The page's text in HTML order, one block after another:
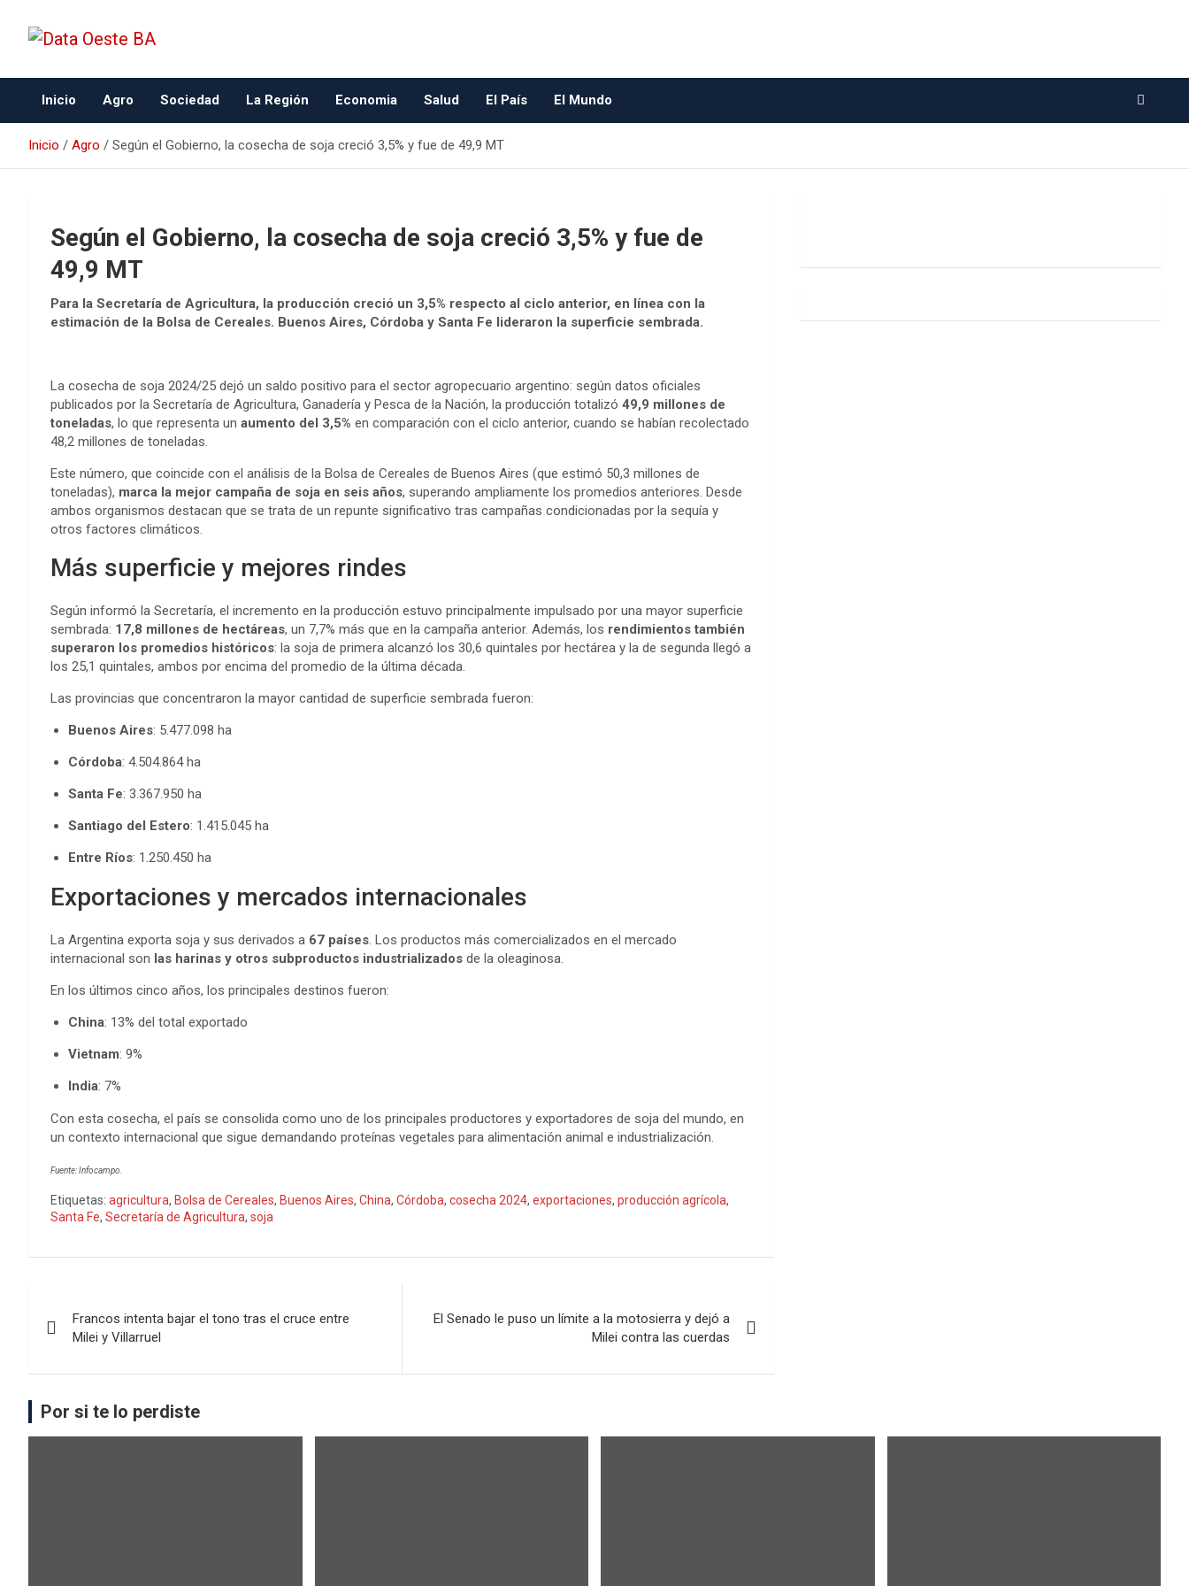
Data Oeste BA
Inicio Agro Sociedad La Región Economia Salud El País El Mundo
Inicio Agro Según el Gobierno, la cosecha de soja creció 3,5% y fue de 49,9 MT
Según el Gobierno, la cosecha de soja creció 3,5% y fue de
49,9 MT
Para la Secretaría de Agricultura, la producción creció un 3,5% respecto al ciclo anterior, en línea con la
estimación de la Bolsa de Cereales. Buenos Aires, Córdoba y Santa Fe lideraron la superficie sembrada.
La cosecha de soja 2024/25 dejó un saldo positivo para el sector agropecuario argentino: según datos oficiales
publicados por la Secretaría de Agricultura, Ganadería y Pesca de la Nación, la producción totalizó 49,9 millones de
toneladas, lo que representa un aumento del 3,5% en comparación con el ciclo anterior, cuando se habían recolectado
48,2 millones de toneladas.
Este número, que coincide con el análisis de la Bolsa de Cereales de Buenos Aires (que estimó 50,3 millones de
toneladas), marca la mejor campaña de soja en seis años, superando ampliamente los promedios anteriores. Desde
ambos organismos destacan que se trata de un repunte significativo tras campañas condicionadas por la sequía y
otros factores climáticos.
Más superficie y mejores rindes
Según informó la Secretaría, el incremento en la producción estuvo principalmente impulsado por una mayor superficie
sembrada: 17,8 millones de hectáreas, un 7,7% más que en la campaña anterior. Además, los rendimientos también
superaron los promedios históricos: la soja de primera alcanzó los 30,6 quintales por hectárea y la de segunda llegó a
los 25,1 quintales, ambos por encima del promedio de la última década.
Las provincias que concentraron la mayor cantidad de superficie sembrada fueron:
Buenos Aires: 5.477.098 ha
Córdoba: 4.504.864 ha
Santa Fe: 3.367.950 ha
Santiago del Estero: 1.415.045 ha
Entre Ríos: 1.250.450 ha
Exportaciones y mercados internacionales
La Argentina exporta soja y sus derivados a 67 países. Los productos más comercializados en el mercado
internacional son las harinas y otros subproductos industrializados de la oleaginosa.
En los últimos cinco años, los principales destinos fueron:
China: 13% del total exportado
Vietnam: 9%
India: 7%
Con esta cosecha, el país se consolida como uno de los principales productores y exportadores de soja del mundo, en
un contexto internacional que sigue demandando proteínas vegetales para alimentación animal e industrialización.
Fuente: Infocampo.
Etiquetas: agricultura, Bolsa de Cereales, Buenos Aires, China, Córdoba, cosecha 2024, exportaciones, producción agrícola,
Santa Fe, Secretaría de Agricultura, soja
Francos intenta bajar el tono tras el cruce entre
Milei y Villarruel
El Senado le puso un límite a la motosierra y dejó a
Milei contra las cuerdas
Por si te lo perdiste